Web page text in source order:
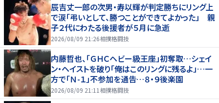
辰吉丈一郎の次男・寿以輝が判定勝ちにリング上
で涙「弔いとして、勝つことができてよかった」 親
子２代にわたる後援者が５月に急逝
2026/08/09 21:26相撲格闘技
内藤哲也、「ＧＨＣヘビー級王座」初奪取…シェイ
ン・ヘイストを破り「俺はこのリングに残るよ」…一
方で「Ｎ-１」不参加を通告…８・９後楽園
2026/08/09 21:11 相撲格闘技